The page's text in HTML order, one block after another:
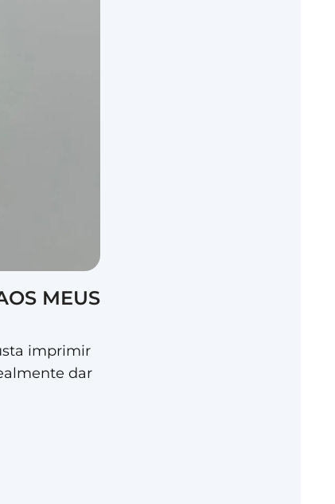
MEUS
imprimir
dar